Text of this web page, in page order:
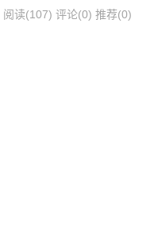
阅读(107) 评论(0) 推荐(0)